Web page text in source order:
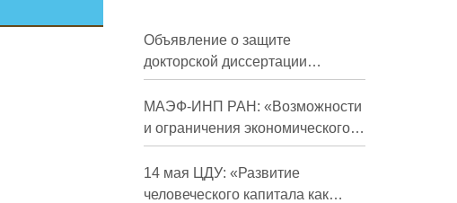
Объявление о защите
докторской диссертации
Кузнецова Михаила
Евгеньевича
МАЭФ-ИНП РАН: «Возможности
и ограничения экономического
развития России в средне- и
долгосрочной перспективе»
14 мая ЦДУ: «Развитие
человеческого капитала как